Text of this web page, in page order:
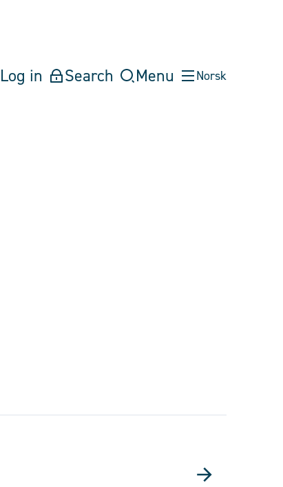
Log in Search Menu Norsk